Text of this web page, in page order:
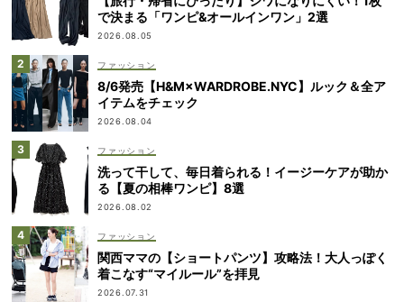
で決まる「ワンピ&オールインワン」2選
2026.08.05
ファッション
8/6発売【H&M×WARDROBE.NYC】ルック＆全ア
イテムをチェック
2026.08.04
ファッション
洗って干して、毎日着られる！イージーケアが助か
る【夏の相棒ワンピ】8選
2026.08.02
ファッション
関西ママの【ショートパンツ】攻略法！大人っぽく
着こなす“マイルール”を拝見
2026.07.31